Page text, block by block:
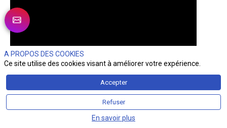
A PROPOS DES COOKIES
Ce site utilise des cookies visant à améliorer votre expérience.
Accepter
Refuser
En savoir plus